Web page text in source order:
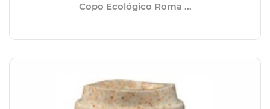
Copo Ecológico Roma ...